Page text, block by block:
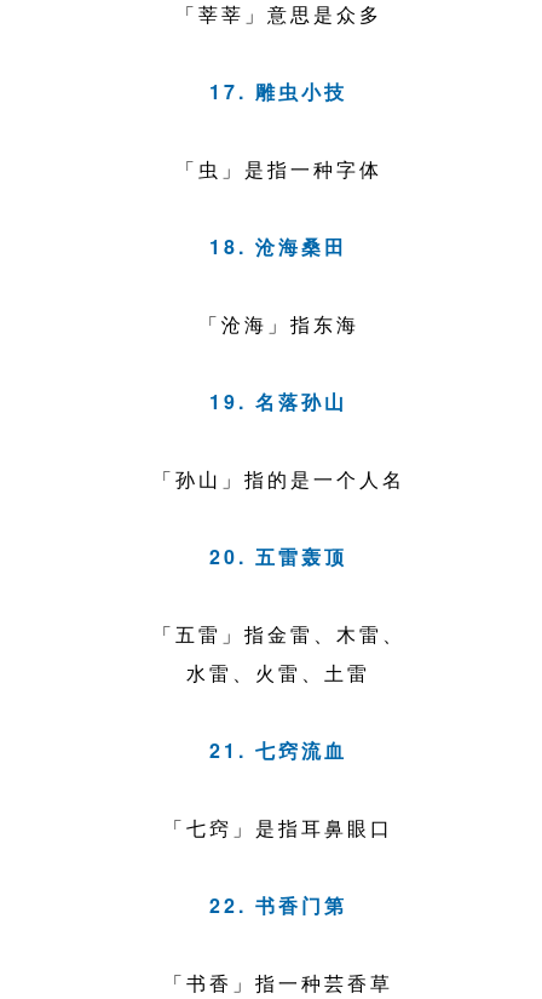
「莘莘」意思是众多
17. 雕虫小技
「虫」是指一种字体
18. 沧海桑田
「沧海」指东海
19. 名落孙山
「孙山」指的是一个人名
20. 五雷轰顶
「五雷」指金雷、木雷、
水雷、火雷、土雷
21. 七窍流血
「七窍」是指耳鼻眼口
22. 书香门第
「书香」指一种芸香草